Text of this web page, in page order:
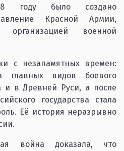
году было создано
Красной Армии,
организацией военной
с незапамятных времен:
видов боевого
и в Древней Руси, а после
государства стала
Её история неразрывно
война доказала, что